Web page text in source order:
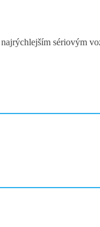
sériovým